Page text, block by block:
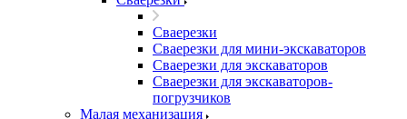
Сваерезки
Сваерезки для мини-экскаваторов
Сваерезки для экскаваторов
Сваерезки для экскаваторов-
погрузчиков
Малая механизация